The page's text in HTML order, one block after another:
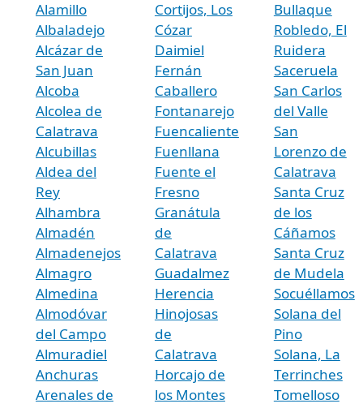
Alamillo
Albaladejo
Alcázar de
San Juan
Alcoba
Alcolea de
Calatrava
Alcubillas
Aldea del
Rey
Alhambra
Almadén
Almadenejos
Almagro
Almedina
Almodóvar
del Campo
Almuradiel
Anchuras
Arenales de
Cortijos, Los
Cózar
Daimiel
Fernán
Caballero
Fontanarejo
Fuencaliente
Fuenllana
Fuente el
Fresno
Granátula
de
Calatrava
Guadalmez
Herencia
Hinojosas
de
Calatrava
Horcajo de
los Montes
Bullaque
Robledo, El
Ruidera
Saceruela
San Carlos
del Valle
San
Lorenzo de
Calatrava
Santa Cruz
de los
Cáñamos
Santa Cruz
de Mudela
Socuéllamos
Solana del
Pino
Solana, La
Terrinches
Tomelloso